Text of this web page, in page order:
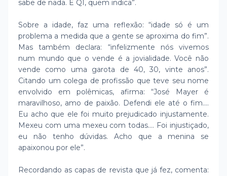
sabe de nada. É QI, quem indica”.
Sobre a idade, faz uma reflexão: “idade só é um
problema a medida que a gente se aproxima do fim”.
Mas também declara: “infelizmente nós vivemos
num mundo que o vende é a jovialidade. Você não
vende como uma garota de 40, 30, vinte anos”.
Citando um colega de profissão que teve seu nome
envolvido em polêmicas, afirma: “José Mayer é
maravilhoso, amo de paixão. Defendi ele até o fim....
Eu acho que ele foi muito prejudicado injustamente.
Mexeu com uma mexeu com todas.... Foi injustiçado,
eu não tenho dúvidas. Acho que a menina se
apaixonou por ele”.
Recordando as capas de revista que já fez, comenta: